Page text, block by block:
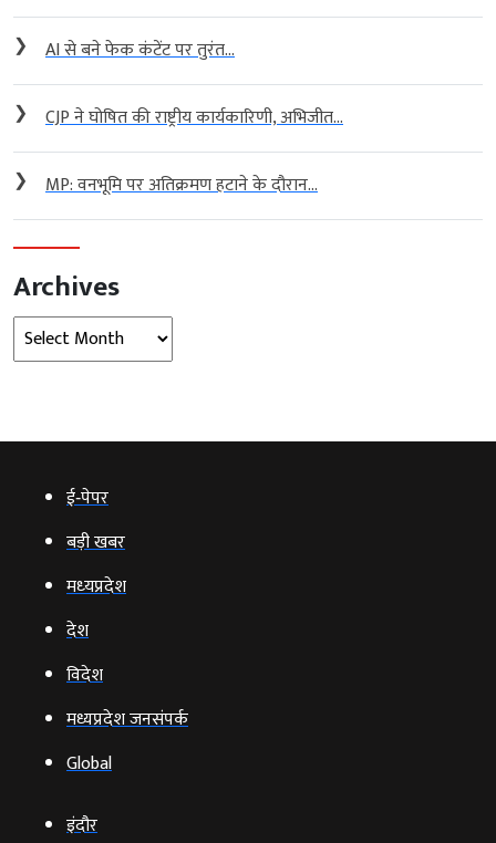
❯ AI से बने फेक कंटेंट पर तुरंत...
❯ CJP ने घोषित की राष्ट्रीय कार्यकारिणी, अभिजीत...
❯ MP: वनभूमि पर अतिक्रमण हटाने के दौरान...
Archives
Archives
ई‑पेपर
बड़ी खबर
मध्‍यप्रदेश
देश
विदेश
मध्यप्रदेश जनसंपर्क
Global
इंदौर